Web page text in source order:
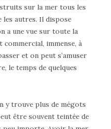
sur la mer tous les
les autres. Il dispose
a une vue sur toute la
immense, à
et on peut s’amuser
le temps de quelques
y trouve plus de mégots
être souvent teintée de